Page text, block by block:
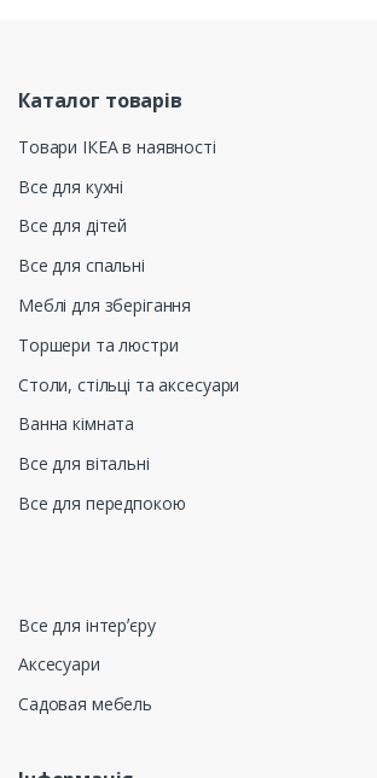
Каталог товарів
Товари ІКЕА в наявності
Все для кухні
Все для дітей
Все для спальні
Меблі для зберігання
Торшери та люстри
Столи, стільці та аксесуари
Ванна кімната
Все для вітальні
Все для передпокою
Все для інтерʼєру
Аксесуари
Садовая мебель